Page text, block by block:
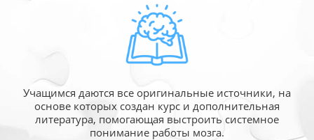
Учащимся даются все оригинальные источники, на
основе которых создан курс и дополнительная
литература, помогающая выстроить системное
понимание работы мозга.